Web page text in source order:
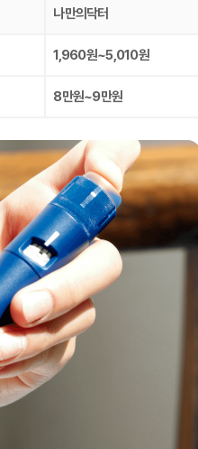
나만의닥터
1,960원~5,010원
8만원~9만원